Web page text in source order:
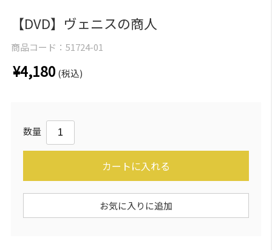
【DVD】ヴェニスの商人
商品コード： 51724-01
¥4,180 (税込)
数量
カートに入れる
お気に入りに追加